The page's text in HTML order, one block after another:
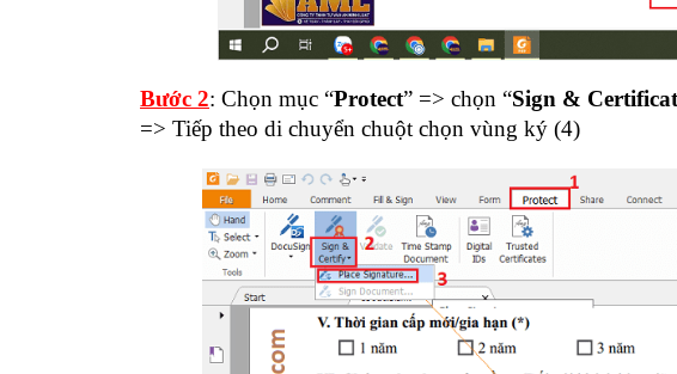
Bước 2: Chọn mục “Protect” => chọn “Sign &
=> Tiếp theo di chuyển chuột chọn vùng ký (4)